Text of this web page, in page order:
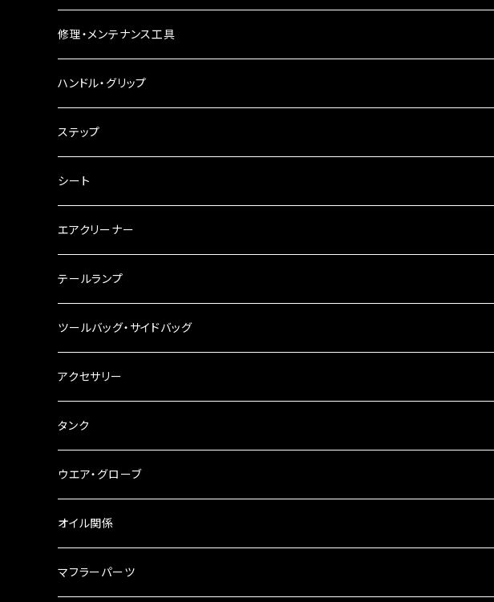
バードゲージウインカー
ウインカークランプ
フォグランプ
配線・リレー
修理・メンテナンス工具
インテークマニホールド
電装・配線・キボシ等
キャブレター
チェーン
工具類
ハンドル・グリップ
グリップ
バーハン
ハンドルパーツ
ハンドルスイッチ
その他
ハンドルポスト
ハンドルブレース
ステアリングダンパー
ブレーキ・クラッチレバー
スマホホルダー
ステップ
シート
エアクリーナー
テールランプ
ナンバー灯
ツールバッグ・サイドバッグ
ツールバッグ
サイドバッグ
サイドバッグサポート
リアBOX
ハードケース
アクセサリー
USB電源
電装系
タンク
タンク本体
タンクキャップ
タンクシール
ウエア・グローブ
オイル関係
4スト用エンジンオイル
マフラーパーツ